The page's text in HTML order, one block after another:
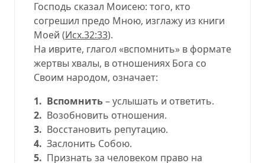
Господь сказал Моисею: того, кто
согрешил предо Мною, изглажу из книги
Моей (Исх.32:33).
На иврите, глагол «вспомнить» в формате
жертвы хвалы, в отношениях Бога со
Своим народом, означает:
1. Вспомнить– услышать и ответить.
2. Возобновить отношения.
3. Восстановить репутацию.
4. Заслонить Собою.
5. Признать за человеком право на